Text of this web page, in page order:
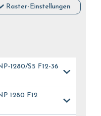
Raster-Einstellungen
1280/S5 F12-36
1280 F12